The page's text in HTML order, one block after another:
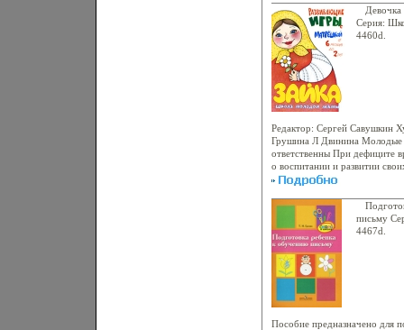
определить уровень знаний
задачи индивидуальных
книгу записи своих
занятий, дополбксорнения,
выполнит задания И книга
дневником развития В ней
события, особенности речи
его рассуждений,
дневника будут очень
шесть глав, каждая содержит
иной стороне развития
предлагаются задания и
которых можно использовать
Елена Соколова.
Серия:
4460d.
Редактор: Сергей Савушкин
Грушина Л Двинина Молодые
ответственны При дефиците
о воспитании и развитии
молодой мамы" учитывает
серии расскажут не только о
но и о методических
возраста Иначе говоря, о
выбрать игрушку, как с ней
играть, чтобы это было
наша общая огромная
остается в ящиках и на
Ребенку неинтересно
мамы" Автор Светлана
письму
4467d.
Пособие предназначено для